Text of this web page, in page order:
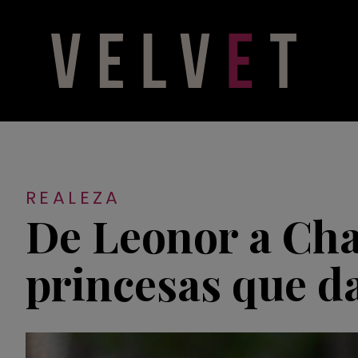
REALEZA
De Leonor a
princesas que